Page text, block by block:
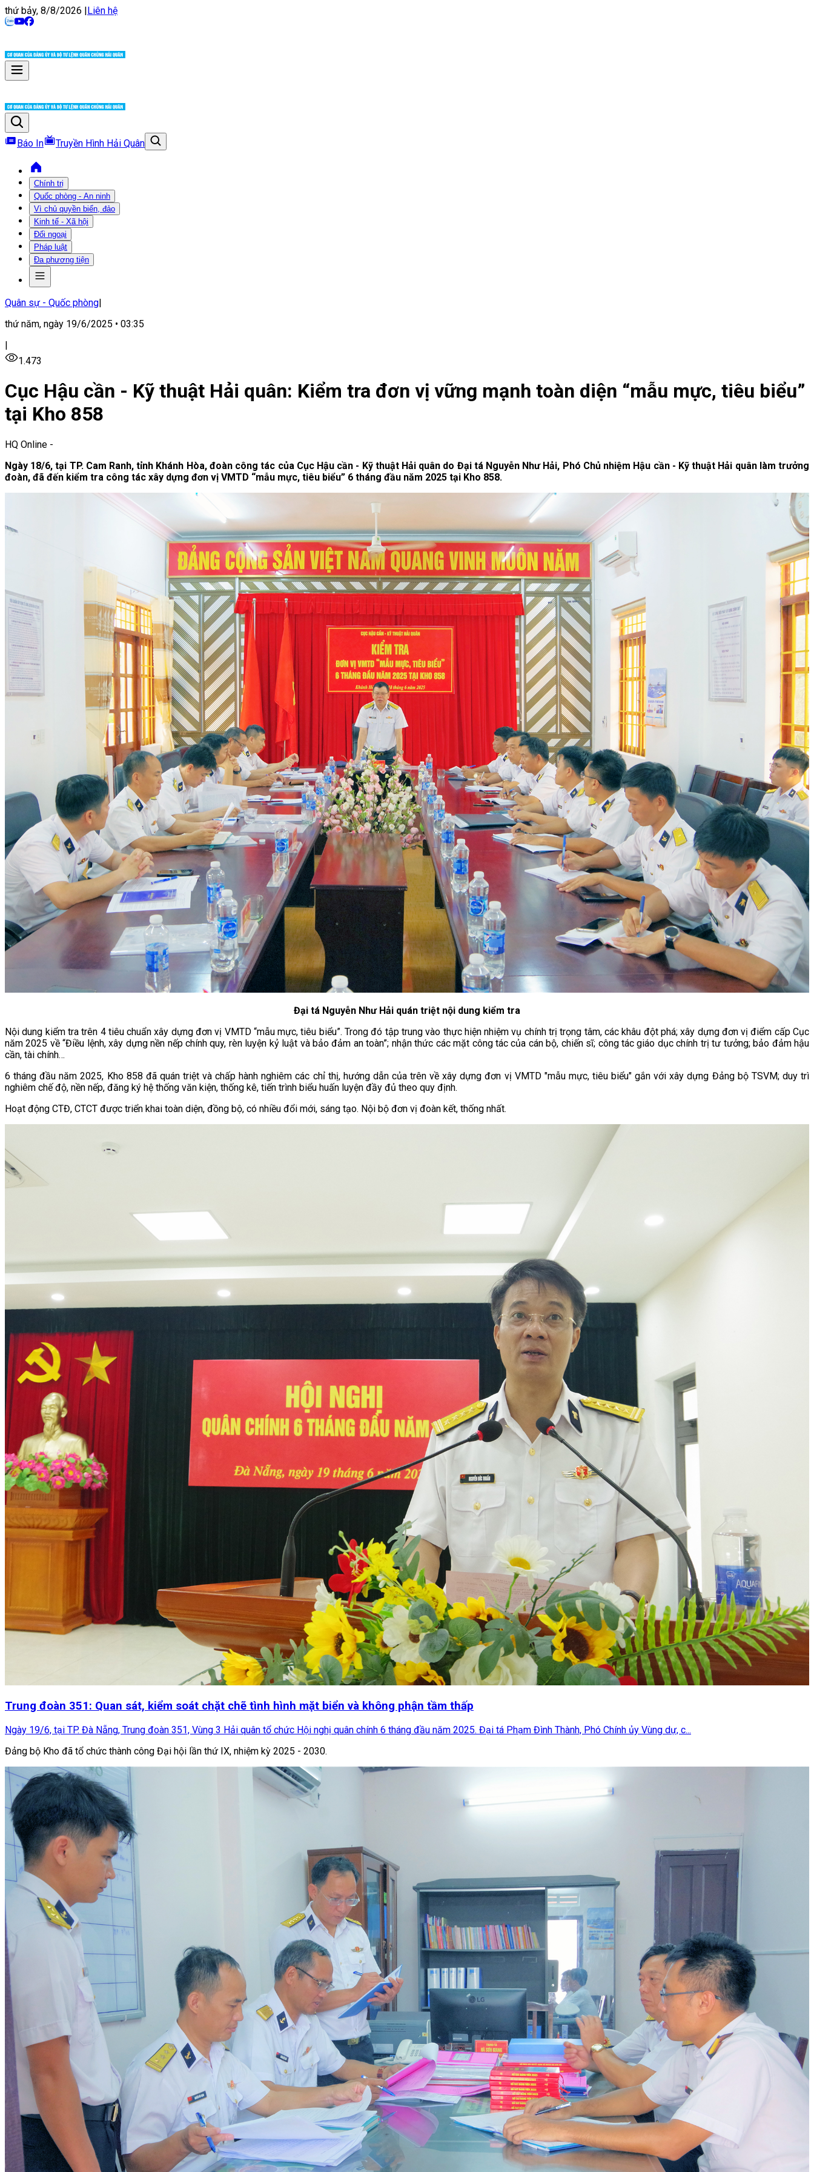
thứ bảy, 8/8/2026 |Liên hệ
Báo In Truyền Hình Hải Quân
Chính trị
Quốc phòng - An ninh
Vì chủ quyền biển, đảo
Kinh tế - Xã hội
Đối ngoại
Pháp luật
Đa phương tiện
Quân sự - Quốc phòng|
thứ năm, ngày 19/6/2025 • 03:35
|
1.473
Cục Hậu cần - Kỹ thuật Hải quân: Kiểm tra đơn vị vững mạnh toàn diện “mẫu mực, tiêu biểu”
tại Kho 858
HQ Online -
Ngày 18/6, tại TP. Cam Ranh, tỉnh Khánh Hòa, đoàn công tác của Cục Hậu cần - Kỹ thuật Hải quân do Đại tá Nguyễn Như Hải, Phó Chủ nhiệm Hậu cần - Kỹ thuật Hải quân làm trưởng
đoàn, đã đến kiểm tra công tác xây dựng đơn vị VMTD “mẫu mực, tiêu biểu” 6 tháng đầu năm 2025 tại Kho 858.
Đại tá Nguyễn Như Hải quán triệt nội dung kiểm tra
Nội dung kiểm tra trên 4 tiêu chuẩn xây dựng đơn vị VMTD “mẫu mực, tiêu biểu”. Trong đó tập trung vào thực hiện nhiệm vụ chính trị trọng tâm, các khâu đột phá; xây dựng đơn vị điểm cấp Cục
năm 2025 về “Điều lệnh, xây dựng nền nếp chính quy, rèn luyện kỷ luật và bảo đảm an toàn”; nhận thức các mặt công tác của cán bộ, chiến sĩ; công tác giáo dục chính trị tư tưởng; bảo đảm hậu
cần, tài chính…
6 tháng đầu năm 2025, Kho 858 đã quán triệt và chấp hành nghiêm các chỉ thị, hướng dẫn của trên về xây dựng đơn vị VMTD "mẫu mực, tiêu biểu" gắn với xây dựng Đảng bộ TSVM; duy trì
nghiêm chế độ, nền nếp, đăng ký hệ thống văn kiện, thống kê, tiến trình biểu huấn luyện đầy đủ theo quy định.
Hoạt động CTĐ, CTCT được triển khai toàn diện, đồng bộ, có nhiều đổi mới, sáng tạo. Nội bộ đơn vị đoàn kết, thống nhất.
Trung đoàn 351: Quan sát, kiểm soát chặt chẽ tình hình mặt biển và không phận tầm thấp
Ngày 19/6, tại TP. Đà Nẵng, Trung đoàn 351, Vùng 3 Hải quân tổ chức Hội nghị quân chính 6 tháng đầu năm 2025. Đại tá Phạm Đình Thành, Phó Chính ủy Vùng dự, c...
Đảng bộ Kho đã tổ chức thành công Đại hội lần thứ IX, nhiệm kỳ 2025 - 2030.